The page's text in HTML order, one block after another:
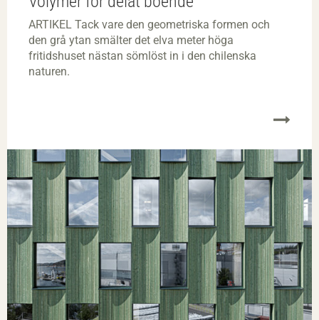
ARTIKEL Tack vare den geometriska formen och
den grå ytan smälter det elva meter höga
fritidshuset nästan sömlöst in i den chilenska
naturen.